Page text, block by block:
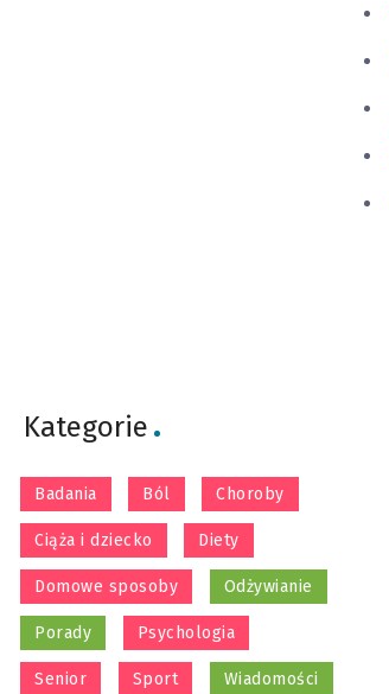
Kategorie
Badania Ból Choroby
Ciąża i dziecko Diety
Domowe sposoby Odżywianie
Porady Psychologia
Senior Sport Wiadomości